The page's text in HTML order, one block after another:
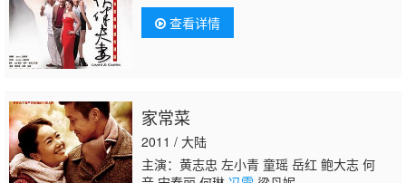
查看详情
家常菜
2011 / 大陆
主演：黄志忠 左小青 童瑶 岳红 鲍大志 何